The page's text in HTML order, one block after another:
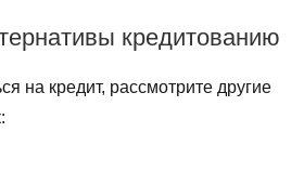
кредитованию
на кредит, рассмотрите другие